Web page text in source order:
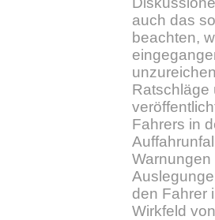
auch das
beachten,
Ratschläge
Fahrers in
den Fahrer
Wirkfeld